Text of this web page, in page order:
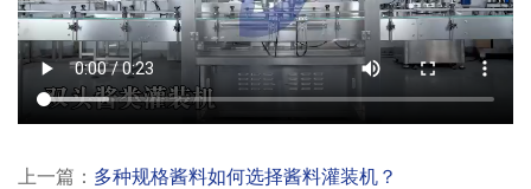
上一篇： 多种规格酱料如何选择酱料灌装机？